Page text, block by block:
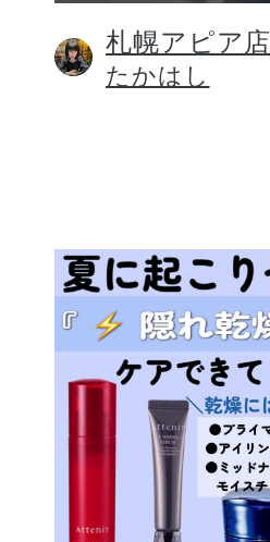
札幌アピア店
たかはし